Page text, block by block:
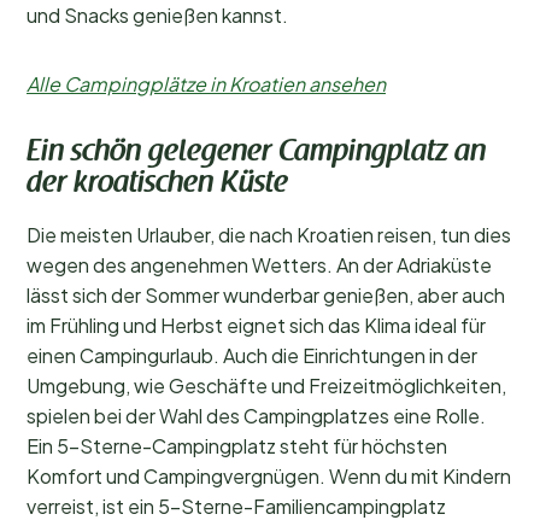
und Snacks genießen kannst.
Alle Campingplätze in Kroatien ansehen
Ein schön gelegener Campingplatz an
der kroatischen Küste
Die meisten Urlauber, die nach Kroatien reisen, tun dies
wegen des angenehmen Wetters. An der Adriaküste
lässt sich der Sommer wunderbar genießen, aber auch
im Frühling und Herbst eignet sich das Klima ideal für
einen Campingurlaub. Auch die Einrichtungen in der
Umgebung, wie Geschäfte und Freizeitmöglichkeiten,
spielen bei der Wahl des Campingplatzes eine Rolle.
Ein 5-Sterne-Campingplatz steht für höchsten
Komfort und Campingvergnügen. Wenn du mit Kindern
verreist, ist ein 5-Sterne-Familiencampingplatz